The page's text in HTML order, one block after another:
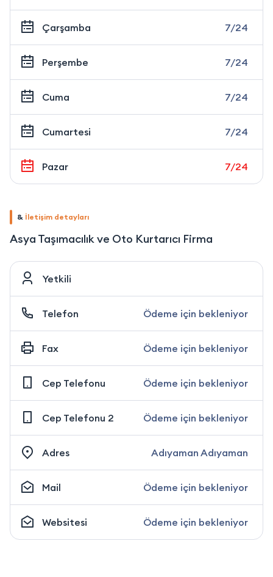
Çarşamba 7/24
Perşembe 7/24
Cuma 7/24
Cumartesi 7/24
Pazar 7/24
& İletişim detayları
Asya Taşımacılık ve Oto Kurtarıcı Firma
Yetkili
Telefon Ödeme için bekleniyor
Fax Ödeme için bekleniyor
Cep Telefonu Ödeme için bekleniyor
Cep Telefonu 2 Ödeme için bekleniyor
Adres Adıyaman Adıyaman
Mail Ödeme için bekleniyor
Websitesi Ödeme için bekleniyor